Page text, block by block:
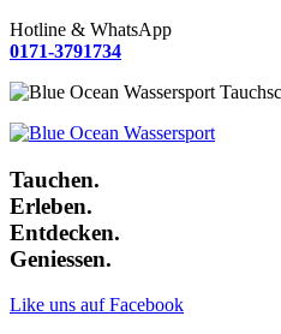
Hotline & WhatsApp
0171-3791734
Tauchen.
Erleben.
Entdecken.
Geniessen.
Like uns auf Facebook